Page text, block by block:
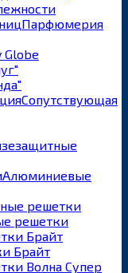
Парфюмерия
Globe
Сопутствующая
Алюминиевые
решетки
Брайт